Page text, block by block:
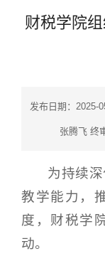
财税学院
发布日期：2025-
张腾飞
为持续
教学能力，
度，财税学
动。